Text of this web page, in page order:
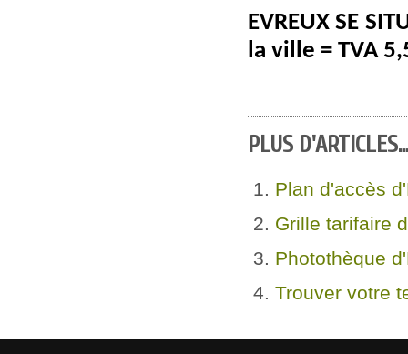
EVREUX SE
la ville = TVA
PLUS D'ARTICLES...
Plan d'accès
Grille tarifaire
Photothèque
Trouver votre